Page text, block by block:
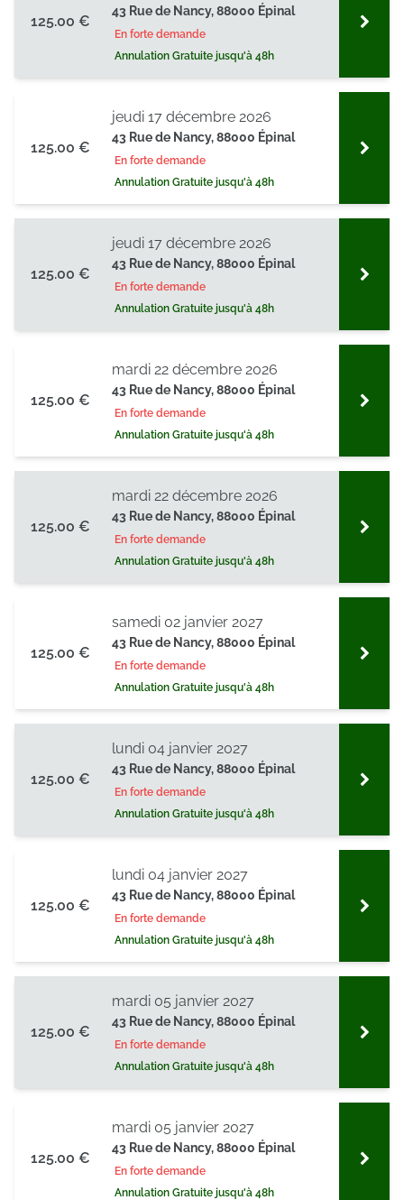
125.00 €
43 Rue de Nancy, 88000 Épinal
En forte demande
Annulation Gratuite jusqu'à 48h
125.00 €
43 Rue de Nancy, 88000 Épinal
En forte demande
Annulation Gratuite jusqu'à 48h
jeudi 17 décembre 2026
125.00 €
43 Rue de Nancy, 88000 Épinal
En forte demande
Annulation Gratuite jusqu'à 48h
jeudi 17 décembre 2026
125.00 €
43 Rue de Nancy, 88000 Épinal
En forte demande
Annulation Gratuite jusqu'à 48h
mardi 22 décembre 2026
125.00 €
43 Rue de Nancy, 88000 Épinal
En forte demande
Annulation Gratuite jusqu'à 48h
mardi 22 décembre 2026
125.00 €
43 Rue de Nancy, 88000 Épinal
En forte demande
Annulation Gratuite jusqu'à 48h
samedi 02 janvier 2027
125.00 €
43 Rue de Nancy, 88000 Épinal
En forte demande
Annulation Gratuite jusqu'à 48h
lundi 04 janvier 2027
125.00 €
43 Rue de Nancy, 88000 Épinal
En forte demande
Annulation Gratuite jusqu'à 48h
lundi 04 janvier 2027
125.00 €
43 Rue de Nancy, 88000 Épinal
En forte demande
Annulation Gratuite jusqu'à 48h
mardi 05 janvier 2027
125.00 €
43 Rue de Nancy, 88000 Épinal
En forte demande
Annulation Gratuite jusqu'à 48h
mardi 05 janvier 2027